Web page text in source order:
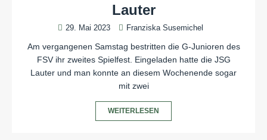
Lauter
29. Mai 2023 Franziska Susemichel
Am vergangenen Samstag bestritten die G-Junioren des
FSV ihr zweites Spielfest. Eingeladen hatte die JSG
Lauter und man konnte an diesem Wochenende sogar
mit zwei
WEITERLESEN